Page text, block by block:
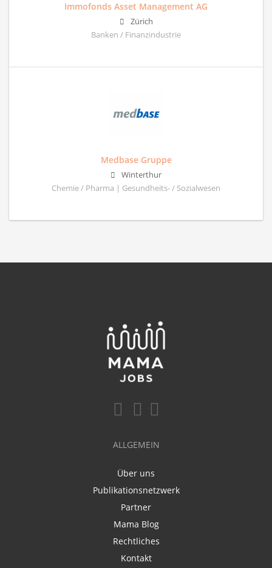
Immofonds Asset Management AG
Zürich
Banken / Finanzindustrie
Medbase Gruppe
Winterthur
Chemie / Pharma | Gesundheits- / Sozialwesen
ALLGEMEIN
Über uns
Publikationsnetzwerk
Partner
Mama Blog
Rechtliches
Kontakt